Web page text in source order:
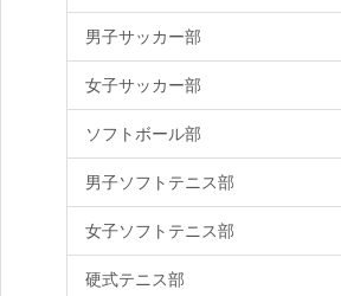
男子サッカー部
女子サッカー部
ソフトボール部
男子ソフトテニス部
女子ソフトテニス部
硬式テニス部